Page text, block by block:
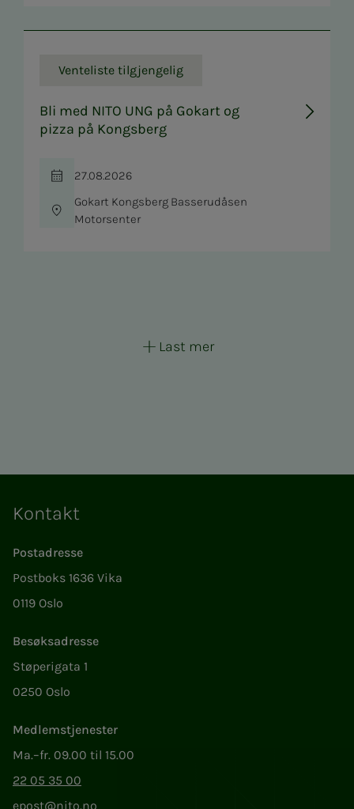
Venteliste tilgjengelig
Bli med NITO UNG på Gokart og
pizza på Kongsberg
Tid
27.08.2026
Sted
Gokart Kongsberg Basserudåsen
Motorsenter
Last mer
Kontakt
Postadresse
Postboks 1636 Vika
0119 Oslo
Besøksadresse
Støperigata 1
0250 Oslo
Medlemstjenester
Ma.–fr. 09.00 til 15.00
22 05 35 00
epost@nito.no